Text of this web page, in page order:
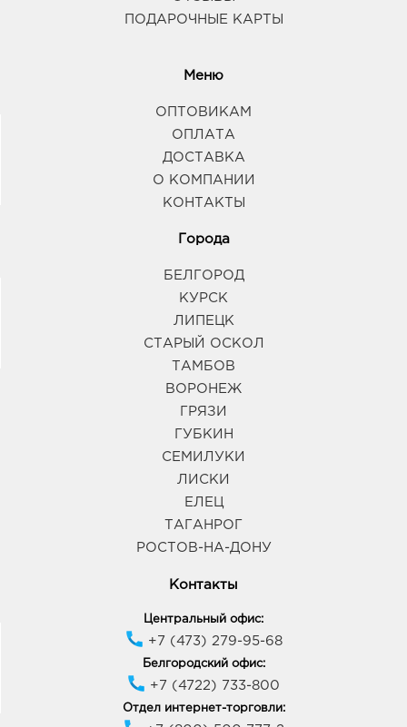
ПОДАРОЧНЫЕ КАРТЫ
Меню
ОПТОВИКАМ
ОПЛАТА
ДОСТАВКА
О КОМПАНИИ
КОНТАКТЫ
Города
БЕЛГОРОД
КУРСК
ЛИПЕЦК
СТАРЫЙ ОСКОЛ
ТАМБОВ
ВОРОНЕЖ
ГРЯЗИ
ГУБКИН
СЕМИЛУКИ
ЛИСКИ
ЕЛЕЦ
ТАГАНРОГ
РОСТОВ-НА-ДОНУ
Контакты
Центральный офис:
+7 (473) 279-95-68
Белгородский офис:
+7 (4722) 733-800
Отдел интернет-торговли: